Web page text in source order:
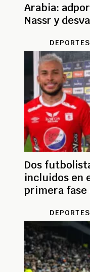
Arabia:
Nassr y
DEPORTES
Dos
incluidos en
primera fase
DEPORTES